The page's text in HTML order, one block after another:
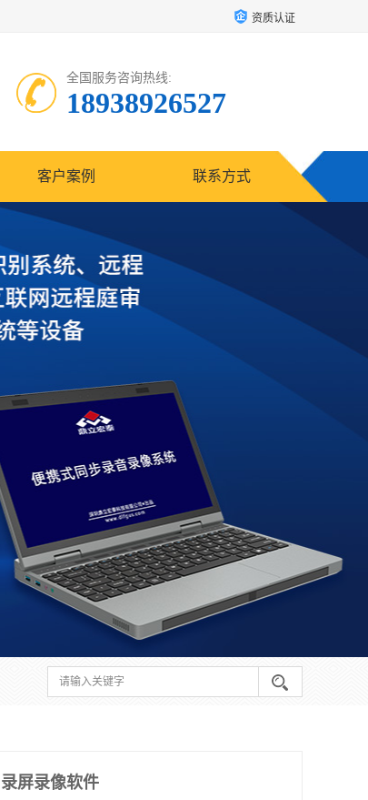
资质认证
全国服务咨询热线:
18938926527
客户案例 联系方式
屏录像软件